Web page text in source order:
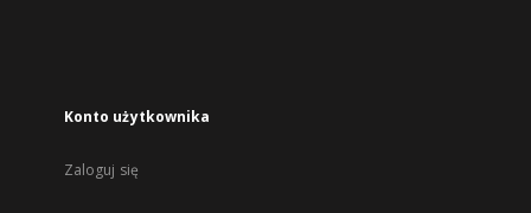
Konto użytkownika
Zaloguj się